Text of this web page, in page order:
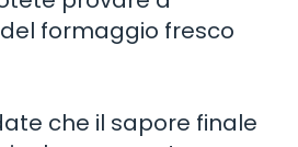
formaggio fresco
che il sapore finale